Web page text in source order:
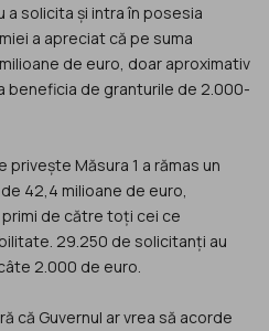
a solicita și intra în posesia
a apreciat că pe suma
de euro, doar aproximativ
beneficia de granturile de 2.000-
Măsura 1 a rămas un
42,4 milioane de euro,
de către toți cei ce
29.250 de solicitanți au
2.000 de euro.
că Guvernul ar vrea să acorde